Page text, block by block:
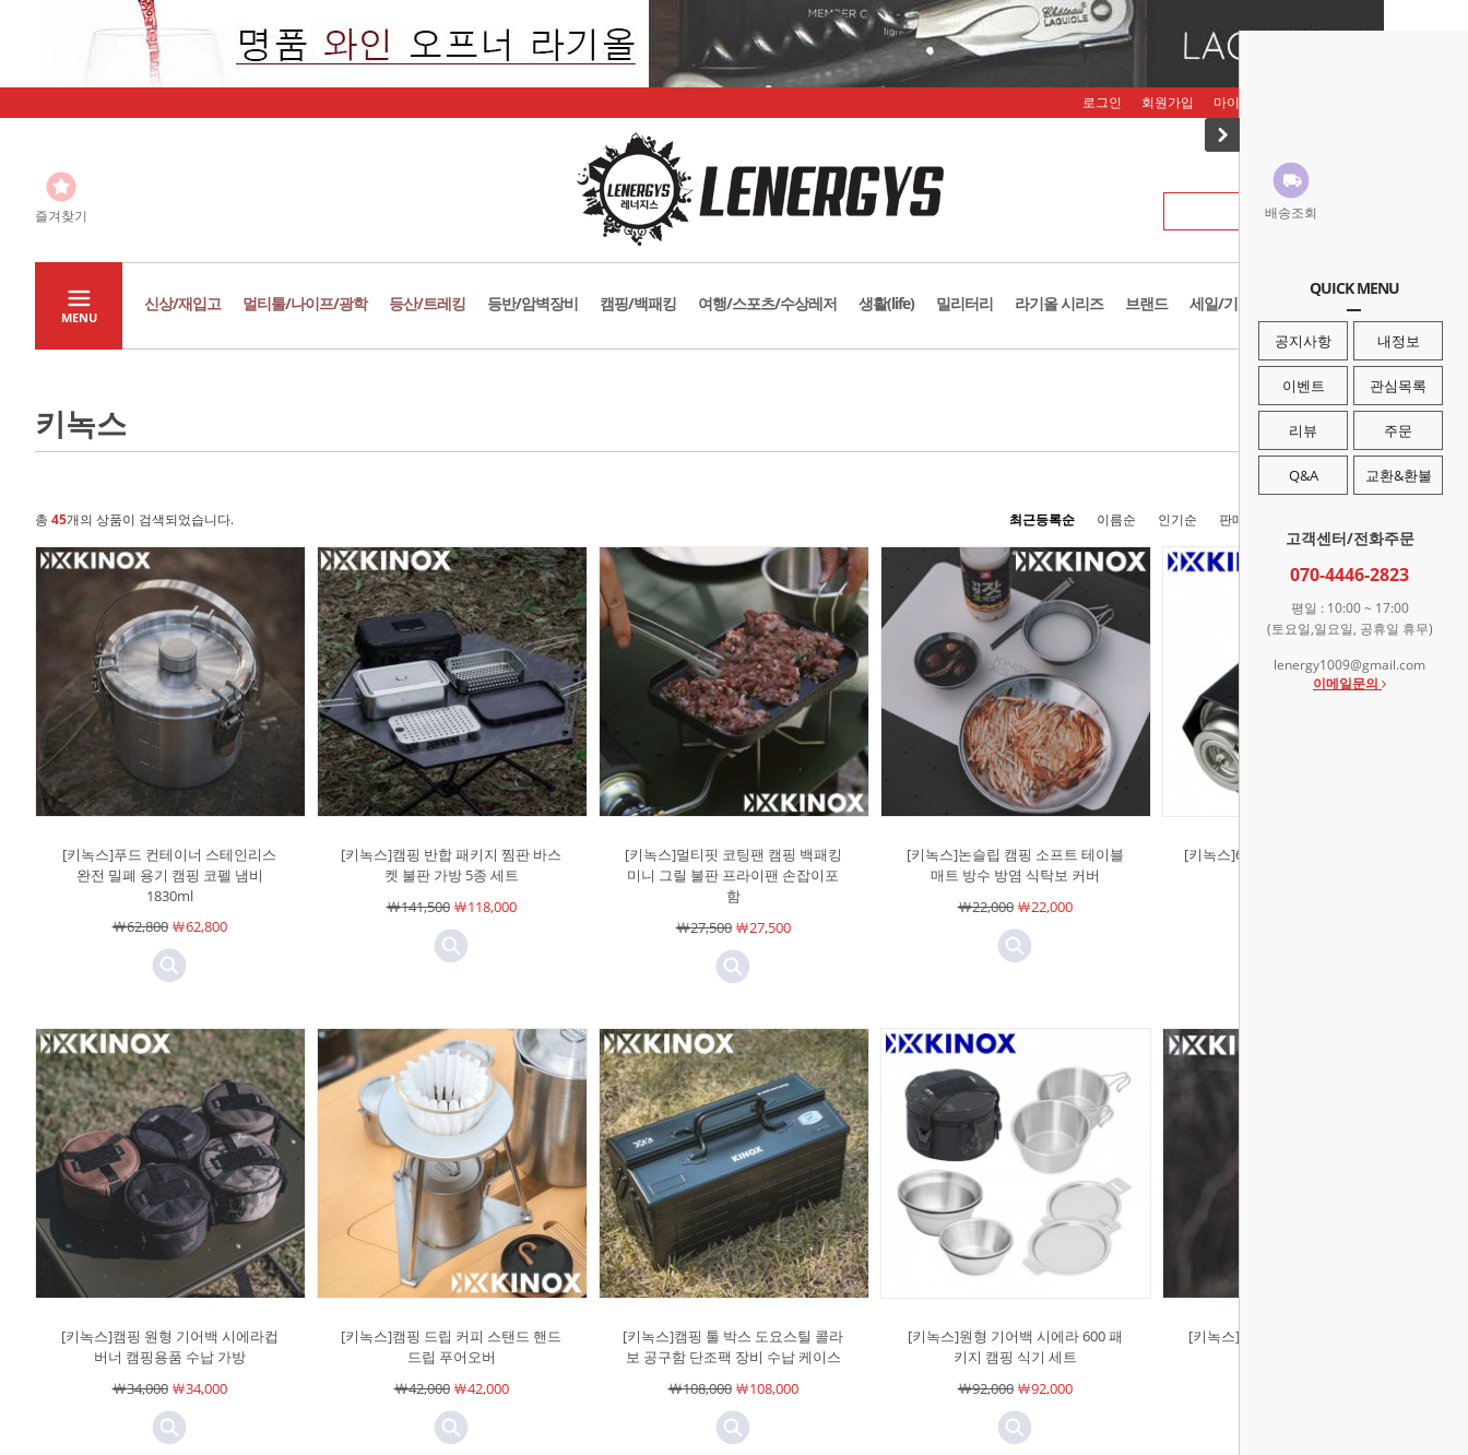
배송조회
QUICK MENU
공지사항 내정보
이벤트 관심목록
리뷰 주문
Q&A 교환&환불
고객센터/전화주문
070-4446-2823
평일 : 10:00 ~ 17:00
(토요일,일요일, 공휴일 휴무)
lenergy1009@gmail.com
이메일문의
로그인 회원가입 마이페이지
즐겨찾기
MENU
신상/재입고 멀티툴/나이프/광학 등산/트레킹 등반/암벽장비 캠핑/백패킹 여행/스포츠/수상레저 생활(life) 밀리터리 라기올 시리즈 브랜드 세일/기획존
키녹스
총 45개의 상품이 검색되었습니다. 최근등록순 이름순 인기순 판매순
[키녹스]푸드 컨테이너 스테인리스
완전 밀폐 용기 캠핑 코펠 냄비
1830ml
￦62,800￦62,800
[키녹스]캠핑 반합 패키지 찜판 바스
켓 불판 가방 5종 세트
￦141,500￦118,000
[키녹스]멀티핏 코팅팬 캠핑 백패킹
미니 그릴 불판 프라이팬 손잡이포
함
￦27,500￦27,500
[키녹스]논슬립 캠핑 소프트 테이블
매트 방수 방염 식탁보 커버
￦22,000￦22,000
[키녹스]6각 부탄가스 커버 파우치포
[키녹스]캠핑 원형 기어백 시에라컵
버너 캠핑용품 수납 가방
￦34,000￦34,000
[키녹스]캠핑 드립 커피 스탠드 핸드
드립 푸어오버
￦42,000￦42,000
[키녹스]캠핑 툴 박스 도요스틸 콜라
보 공구함 단조팩 장비 수납 케이스
￦108,000￦108,000
[키녹스]원형 기어백 시에라 600 패
키지 캠핑 식기 세트
￦92,000￦92,000
[키녹스]워터저그 보온보냉 캠핑 물